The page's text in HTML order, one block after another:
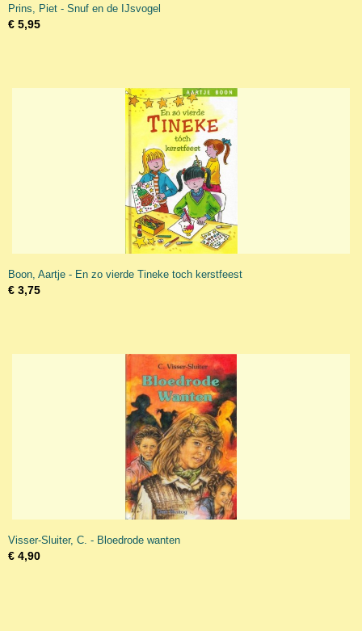
Prins, Piet - Snuf en de IJsvogel
€ 5,95
Boon, Aartje - En zo vierde Tineke toch kerstfeest
€ 3,75
Visser-Sluiter, C. - Bloedrode wanten
€ 4,90